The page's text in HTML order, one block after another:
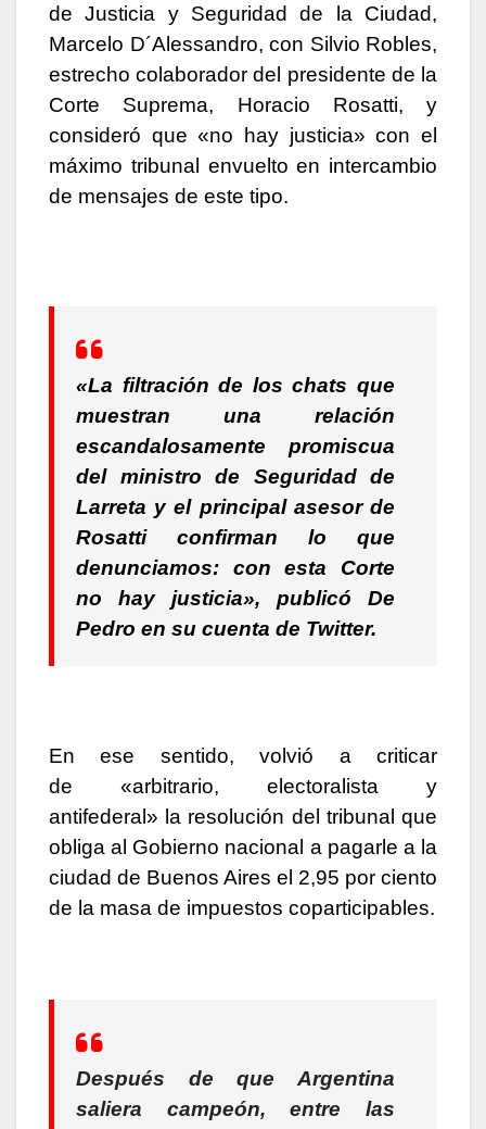
de Justicia y Seguridad de la Ciudad,
Marcelo D´Alessandro, con Silvio Robles,
estrecho colaborador del presidente de la
Corte Suprema, Horacio Rosatti, y
consideró que «no hay justicia» con el
máximo tribunal envuelto en intercambio
de mensajes de este tipo.
«La filtración de los chats que
muestran una relación
escandalosamente promiscua
del ministro de Seguridad de
Larreta y el principal asesor de
Rosatti confirman lo que
denunciamos: con esta Corte
no hay justicia», publicó De
Pedro en su cuenta de Twitter.
En ese sentido, volvió a criticar
de «arbitrario, electoralista y
antifederal» la resolución del tribunal que
obliga al Gobierno nacional a pagarle a la
ciudad de Buenos Aires el 2,95 por ciento
de la masa de impuestos coparticipables.
Después de que Argentina
saliera campeón, entre las